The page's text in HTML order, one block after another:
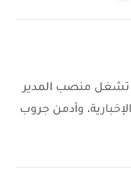
تشغل منصب المدير
وأدمن جروب